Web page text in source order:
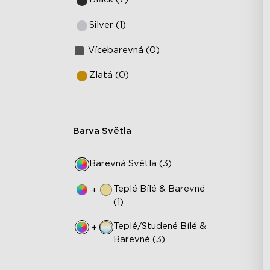
Silver (1)
Vícebarevná (0)
Zlatá (0)
Barva Světla
Barevná Světla (3)
+
Teplé Bílé & Barevné
(1)
+
Teplé/studené Bílé &
Barevné (3)